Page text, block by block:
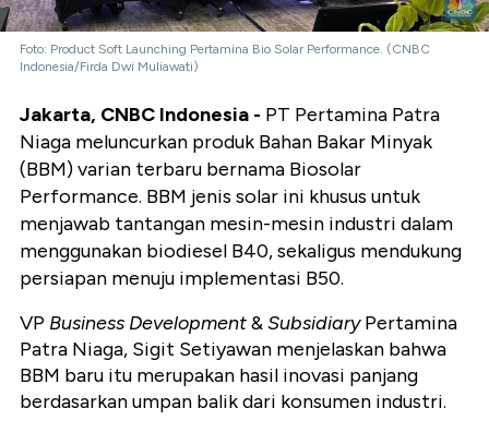
Foto: Product Soft Launching Pertamina Bio Solar Performance. (CNBC
Indonesia/Firda Dwi Muliawati)
Jakarta, CNBC Indonesia - PT Pertamina Patra
Niaga meluncurkan produk Bahan Bakar Minyak
(BBM) varian terbaru bernama Biosolar
Performance. BBM jenis solar ini khusus untuk
menjawab tantangan mesin-mesin industri dalam
menggunakan biodiesel B40, sekaligus mendukung
persiapan menuju implementasi B50.
VP Business Development&SubsidiaryPertamina
Patra Niaga, Sigit Setiyawan menjelaskan bahwa
BBM baru itu merupakan hasil inovasi panjang
berdasarkan umpan balik dari konsumen industri.